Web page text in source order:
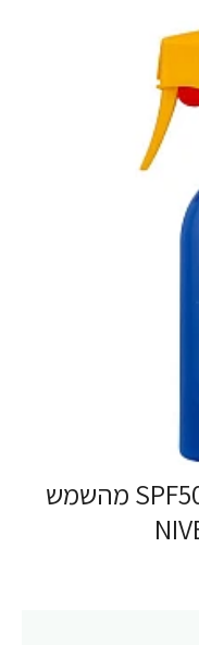
ניוואה SUN ספריי הגנה +SPF50 מהשמש